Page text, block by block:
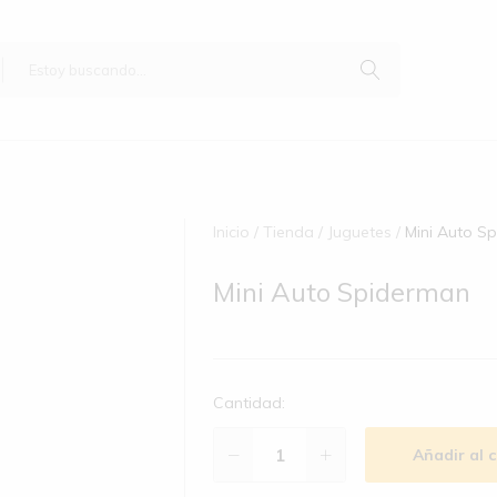
Inicio Tienda Juguetes Mini Auto
Mini Auto Spiderman
Cantidad:
Añadir al